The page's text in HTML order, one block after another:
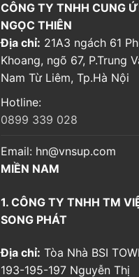
CÔNG TY TNHH CUNG
NGỌC THIÊN
Địa chỉ: 21A3 ngách 61
Khoang, ngõ 67, P.Trung
Nam Từ Liêm, Tp.Hà Nội
Hotline:
0899 339 028
Email: hn@vnsup.com
MIỀN NAM
1. CÔNG TY TNHH TM
SONG PHÁT
Địa chỉ: Tòa Nhà BSI
193-195-197 Nguyễn Thị